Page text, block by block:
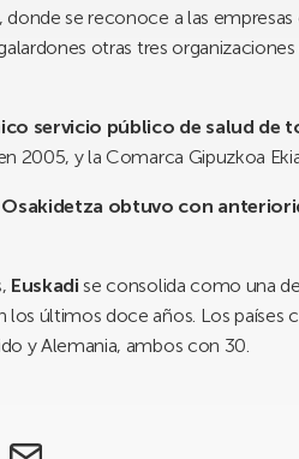
se reconoce a las
otras tres
servicio público de salud
2005, y la Comarca Gipuzkoa
obtuvo con
Euskadi se consolida como una
los últimos doce años. Los países
y Alemania, ambos con 30.